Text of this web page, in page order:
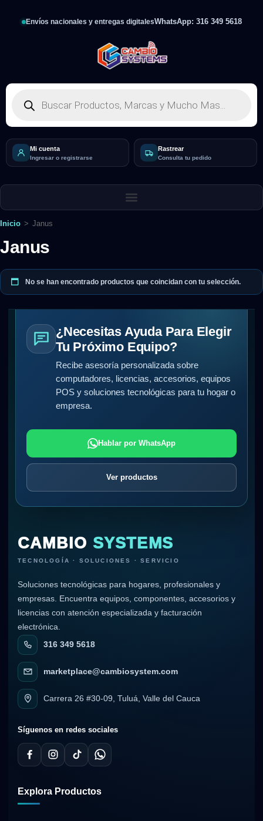
Envíos nacionales y entregas digitalesWhatsApp: 316 349 5618
Mi cuenta
Ingresar o registrarse
Rastrear
Consulta tu pedido
Inicio > Janus
Janus
No se han encontrado productos que coincidan con tu selección.
¿Necesitas Ayuda Para Elegir
Tu Próximo Equipo?
Recibe asesoría personalizada sobre
computadores, licencias, accesorios, equipos
POS y soluciones tecnológicas para tu hogar o
empresa.
Hablar por WhatsApp
Ver productos
CAMBIO SYSTEMS
TECNOLOGÍA · SOLUCIONES · SERVICIO
Soluciones tecnológicas para hogares, profesionales y
empresas. Encuentra equipos, componentes, accesorios y
licencias con atención especializada y facturación
electrónica.
316 349 5618
marketplace@cambiosystem.com
Carrera 26 #30-09, Tuluá, Valle del Cauca
Síguenos en redes sociales
Explora Productos